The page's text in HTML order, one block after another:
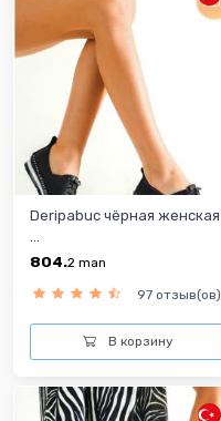
Deripabuc чёрная женская
804.2 man
97 отзыв(ов)
В корзину